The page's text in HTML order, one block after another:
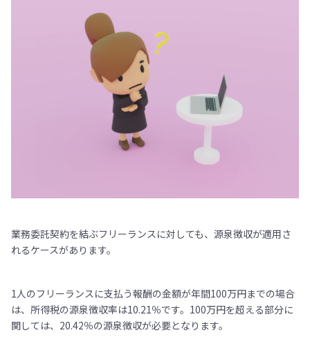
業務委託契約を結ぶフリーランスに対しても、源泉徴収が適用さ
れるケースがあります。
1人のフリーランスに支払う報酬の金額が年間100万円までの場合
は、所得税の源泉徴収率は10.21％です。100万円を超える部分に
関しては、20.42％の源泉徴収が必要となります。